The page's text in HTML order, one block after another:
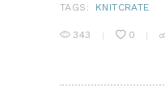
TAGS:
KNITCRATE
343 0